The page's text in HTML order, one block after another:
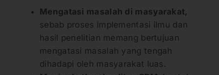
Mengatasi masalah di masyarakat,
sebab proses implementasi ilmu dan
hasil penelitian memang bertujuan
mengatasi masalah yang tengah
dihadapi oleh masyarakat luas.